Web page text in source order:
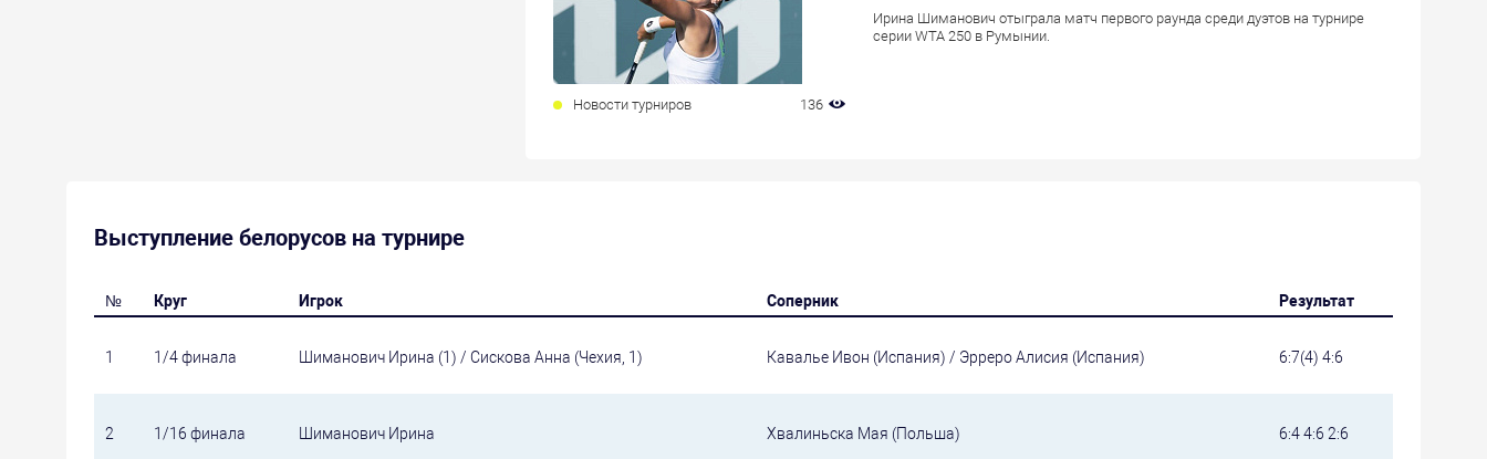
Новости турниров 136
Ирина Шиманович отыграла матч первого раунда среди дуэтов на турнире
серии WTA 250 в Румынии.
Выступление белорусов на турнире
№ Круг Игрок Соперник Результат
1 1/4 финала Шиманович Ирина (1) / Сискова Анна (Чехия, 1) Кавалье Ивон (Испания) / Эрреро Алисия (Испания) 6:7(4) 4:6
2 1/16 финала Шиманович Ирина Хвалиньска Мая (Польша) 6:4 4:6 2:6